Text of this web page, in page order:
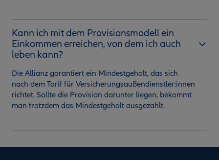
Kann ich mit dem Provisionsmodell ein
Einkommen erreichen, von dem ich auch
leben kann?
Die Allianz garantiert ein Mindestgehalt, das sich
nach dem Tarif für Versicherungsaußendienstler:innen
richtet. Sollte die Provision darunter liegen, bekommt
man trotzdem das Mindestgehalt ausgezahlt.